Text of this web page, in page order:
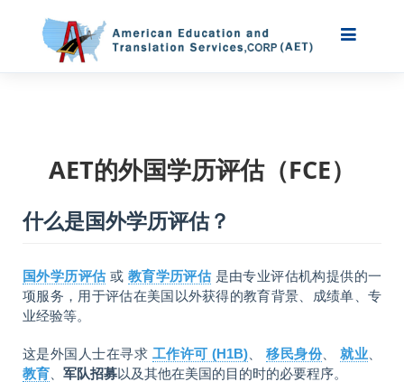
AET的外国学历评估（FCE）
什么是国外学历评估？
国外学历评估或 教育学历评估是由专业评估机构提供的一
项服务，用于评估在美国以外获得的教育背景、成绩单、专
业经验等。
这是外国人士在寻求 工作许可 (H1B)、移民身份、就业
教育
军队招募以及其他在美国的目的时的必要程序。